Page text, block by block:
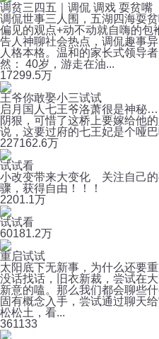
调贫三四五｜调侃 调戏 耍贫嘴
调侃世事三人围，五湖四海耍
偏见的观点+动不动就自嗨的
告人神聊社会热点，调侃趣事
人格本格。温和的家长式领导
然： 40岁，游走在油...
17299.5万
王爷你敢娶小三试试
启月国人七王爷洛萧很是神秘
阴狠，可惜了这桥上要嫁给他
说，这要过府的七王妃是个哑
227162.6万
试试看
小改变带来大变化 关注自己
骤，获得自由！！！
2201.1万
试试看
60181.2万
重启试试
太阳底下无新事，为什么还要
没话找话，旧衣新裁，尝试在
新意的嗑。那么我们都会聊些
固有概念入手，尝试通过聊天
松松土，看...
361133